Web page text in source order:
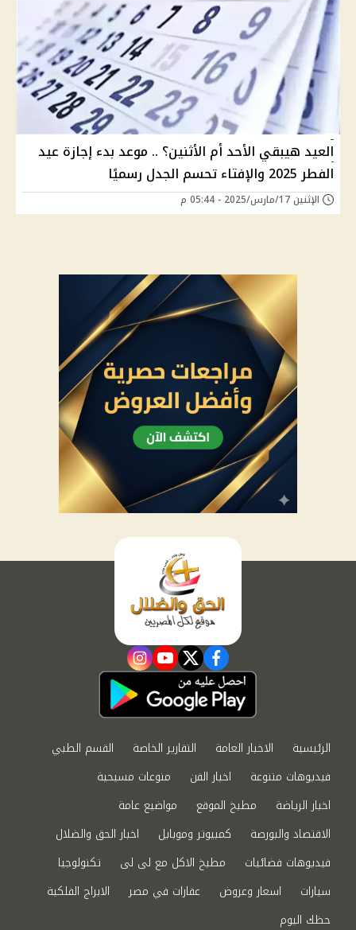
العيد هيبقي الأحد أم الأثنين؟ .. موعد بدء إجازة عيد
الفطر 2025 والإفتاء تحسم الجدل رسميًا
الإثنين 17/مارس/2025 - 05:44 م
facebook
twitter
youtube
instagram
الرئيسية الاخبار العامة التقارير الخاصة
القسم الطبي
فيديوهات متنوعة
اخبار الفن
منوعات مسيحية
اخبار الرياضة
مطبخ الموقع
مواضيع عامة
الاقتصاد والبورصة
كمبيوتر وموبايل
اخبار الحق والضلال
فيديوهات فضائيات
مطبخ الاكل مع لى لى
تكنولوجيا
سيارات
اسعار وعروض عقارات في مصر
الابراج الفلكية
حظك اليوم